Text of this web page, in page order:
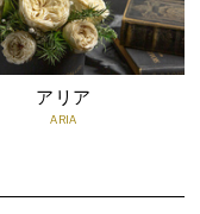
く、湿度の高い場所に
注意ください。
いてください。
せする場合がございま
アリア
ARIA